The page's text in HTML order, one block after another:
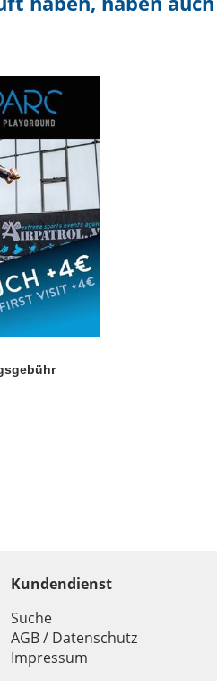
Kundendienst
Suche
AGB / Datenschutz
Impressum